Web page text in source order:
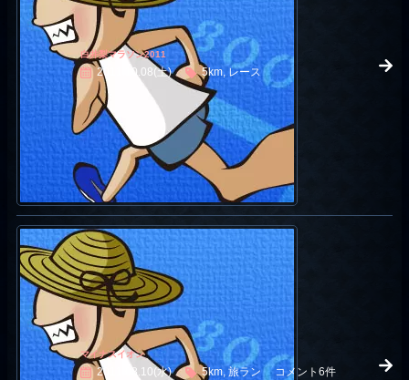
白井梨マラソン2011
2011.10.08(土) 5km, レース
マイナスイオン
2011.08.10(水) 5km, 旅ラン コメント6件